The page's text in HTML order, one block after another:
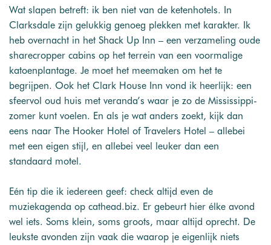
Wat slapen betreft: ik ben niet van de ketenhotels. In
Clarksdale zijn gelukkig genoeg plekken met karakter. Ik
heb overnacht in het Shack Up Inn – een verzameling oude
sharecropper cabins op het terrein van een voormalige
katoenplantage. Je moet het meemaken om het te
begrijpen. Ook het Clark House Inn vond ik heerlijk: een
sfeervol oud huis met veranda’s waar je zo de Mississippi-
zomer kunt voelen. En als je wat anders zoekt, kijk dan
eens naar The Hooker Hotel of Travelers Hotel – allebei
met een eigen stijl, en allebei veel leuker dan een
standaard motel.
Eén tip die ik iedereen geef: check altijd even de
muziekagenda op cathead.biz. Er gebeurt hier élke avond
wel iets. Soms klein, soms groots, maar altijd oprecht. De
leukste avonden zijn vaak die waarop je eigenlijk niets